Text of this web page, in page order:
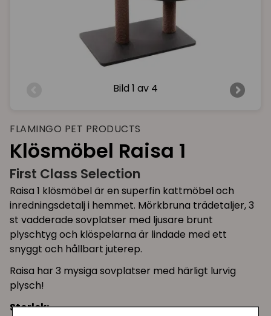
Bild 1 av 4
FLAMINGO PET PRODUCTS
Klösmöbel Raisa 1
First Class Selection
Raisa 1 klösmöbel är en superfin kattmöbel och
inredningsdetalj i hemmet. Mörkbruna trädetaljer, 3
st vadderade sovplatser med ljusare brunt
plyschtyg och klöspelarna är lindade med ett
snyggt och hållbart juterep.
Raisa har 3 mysiga sovplatser med härligt lurvig
plysch!
Storlek: